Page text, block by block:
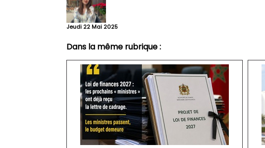
Jeudi 22 Mai 2025
Dans la même rubrique :